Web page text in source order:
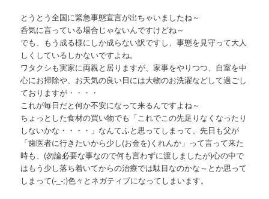
ツ
へ
移
動
とうとう全国に緊急事態宣言が出ちゃいましたね～
呑気に言っている場合じゃないんですけどね～
でも、もう成る様にしか成らない訳ですし、事態を見守って大人
しくしているしかないですよね。
ワタクシも実家に両親と居りますが、家事をやりつつ、自室を中
心にお掃除や、お天気の良い日には大物のお洗濯などして過ごし
ておりますが・・・・
これが毎日だと何か不安になって来るんですよね～
ちょっとした食材の買い物でも「これでこの先足りなくなったり
しないかな・・・・」なんてふと思ってしまって、先日も父が
「歯医者に行きたいから少し(お金を)くれんか」って言って来た
時も、(勿論必要な事なので何も言わずに渡しましたが)心の中で
はもう少し落ち着いてからの治療では駄目なのかな～とか思って
しまって(-_-;)色々とネガティブになってしまいます。